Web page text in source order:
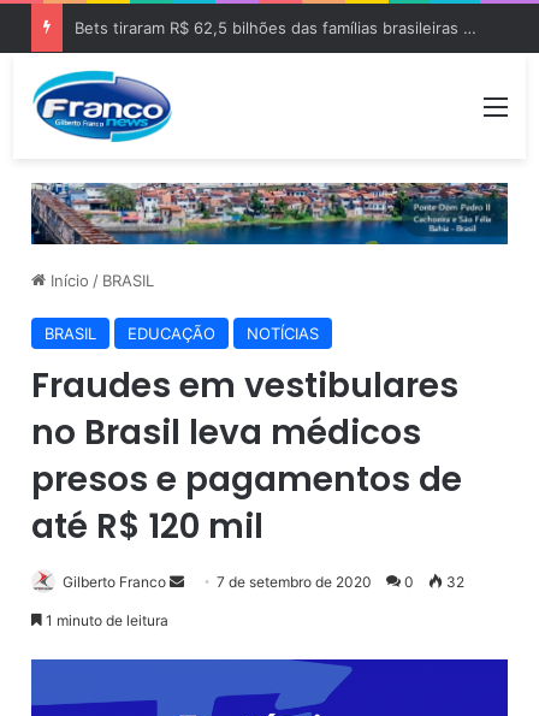
Bets tiraram R$ 62,5 bilhões das famílias brasileiras em 2025
Início / BRASIL
BRASIL EDUCAÇÃO NOTÍCIAS
Fraudes em vestibulares
no Brasil leva médicos
presos e pagamentos de
até R$ 120 mil
Gilberto Franco 7 de setembro de 2020 0 32
1 minuto de leitura